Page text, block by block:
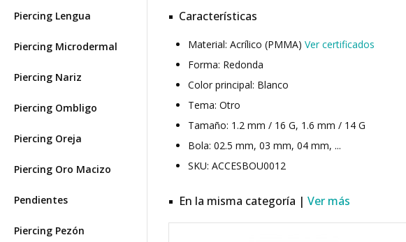
Piercing Lengua
Piercing Microdermal
Piercing Nariz
Piercing Ombligo
Piercing Oreja
Piercing Oro Macizo
Pendientes
Piercing Pezón
Características
Material: Acrílico (PMMA) Ver certificados
Forma: Redonda
Color principal: Blanco
Tema: Otro
Tamaño: 1.2 mm / 16 G, 1.6 mm / 14 G
Bola: 02.5 mm, 03 mm, 04 mm, ...
SKU: ACCESBOU0012
En la misma categoría | Ver más